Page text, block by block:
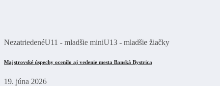
NezatriedenéU11 - mladšie miniU13 - mladšie žiačky
Majstrovské úspechy ocenilo aj vedenie mesta Banská Bystrica
19. júna 2026